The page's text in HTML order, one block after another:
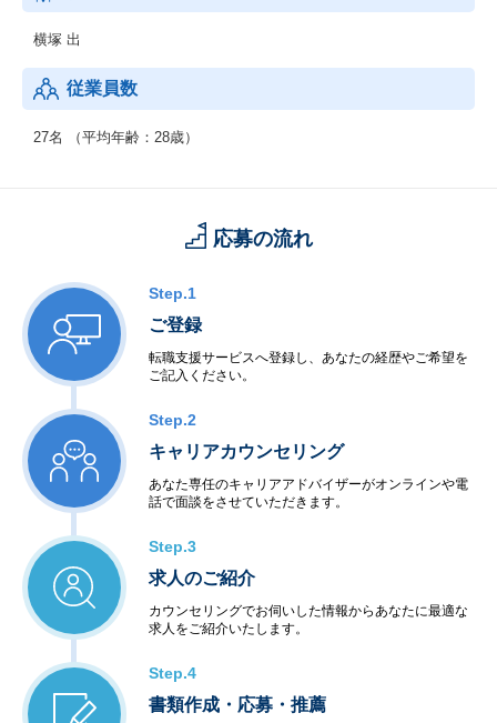
横塚 出
従業員数
27名 （平均年齢：28歳）
応募の流れ
Step.1
ご登録
転職支援サービスへ登録し、あなたの経歴やご希望を
ご記入ください。
Step.2
キャリアカウンセリング
あなた専任のキャリアアドバイザーがオンラインや電
話で面談をさせていただきます。
Step.3
求人のご紹介
カウンセリングでお伺いした情報からあなたに最適な
求人をご紹介いたします。
Step.4
書類作成・応募・推薦